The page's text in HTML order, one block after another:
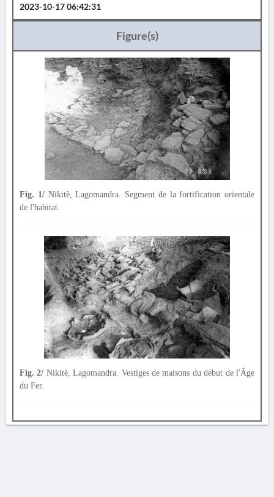
2023-10-17 06:42:31
Figure(s)
Fig. 1/Nikitè, Lagomandra. Segment de la fortification orientale
de l'habitat.
Fig. 2/ Nikitè, Lagomandra. Vestiges de maisons du début de l'Âge
du Fer.